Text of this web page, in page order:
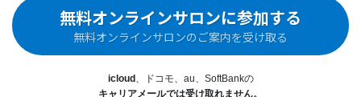
無料オンラインサロンに参加する
無料オンラインサロンのご案内を受け取る
icloud 、ドコモ、au、SoftBankの
キャリアメールでは受け取れません。